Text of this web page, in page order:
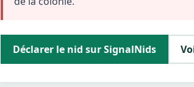
Déclarer le nid sur SignalNids